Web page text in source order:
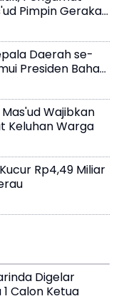
Pimpin Gerakan
Daerah se-
Presiden Bahas
Wajibkan
Keluhan Warga
Rp4,49 Miliar
Digelar
Calon Ketua